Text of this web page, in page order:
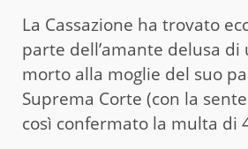
La Cassazione ha trovato
parte dell’amante delusa di
morto alla moglie del suo
Suprema Corte (con la
così confermato la multa di